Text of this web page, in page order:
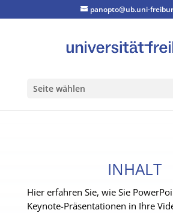
panopto@ub.uni-
Seite wählen
INHALT
Hier erfahren Sie, wie Sie
Keynote-Präsentationen in Ihre